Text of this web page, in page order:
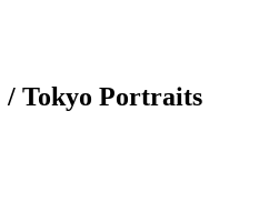
Tokyo Portraits